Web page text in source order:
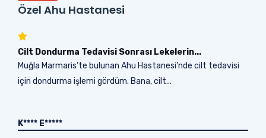
Özel Ahu Hastanesi
Cilt Dondurma Tedavisi Sonrası Lekelerin...
Muğla Marmaris’te bulunan Ahu Hastanesi’nde cilt tedavisi
için dondurma işlemi gördüm. Bana, cilt...
K**** E*****